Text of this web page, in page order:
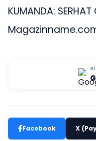
KUMANDA:
Facebook X